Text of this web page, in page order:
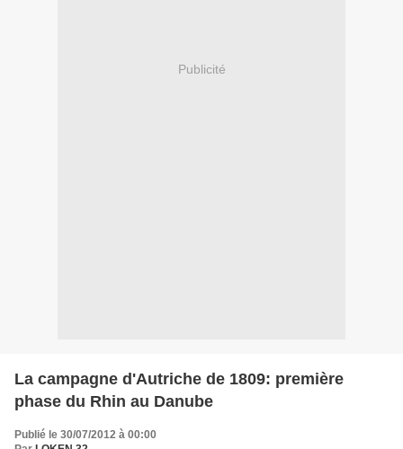
Publicité
La campagne d'Autriche de 1809: première
phase du Rhin au Danube
Publié le 30/07/2012 à 00:00